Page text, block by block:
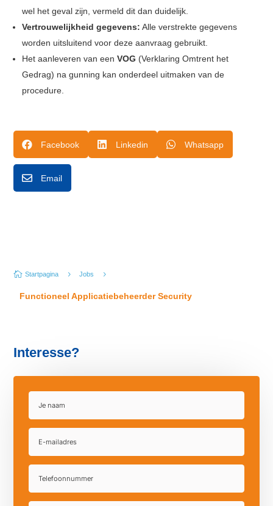
wel het geval zijn, vermeld dit dan duidelijk.
Vertrouwelijkheid gegevens: Alle verstrekte gegevens
worden uitsluitend voor deze aanvraag gebruikt.
Het aanleveren van eenVOG (Verklaring Omtrent het
Gedrag) na gunning kan onderdeel uitmaken van de
procedure.
 Facebook  Linkedin  Whatsapp
 Email
 Startpagina 5 Jobs 5
Functioneel Applicatiebeheerder Security
Interesse?